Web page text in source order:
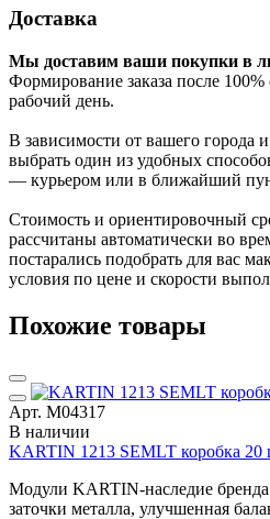
Доставка
Мы доставим ваши покупки в
Формирование заказа после 100%
рабочий день.
В зависимости от вашего города
выбрать один из удобных
— курьером или в ближайший
Стоимость и ориентировочный
рассчитаны автоматически во
постарались подобрать для вас
условия по цене и скорости
Похожие товары
Арт. М04317
В наличии
KARTIN 1213 SEMLT коробка 20
Модули KARTIN-наследие
заточки металла, улучшенная